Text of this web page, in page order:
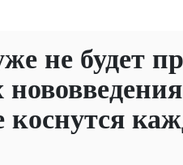
не будет